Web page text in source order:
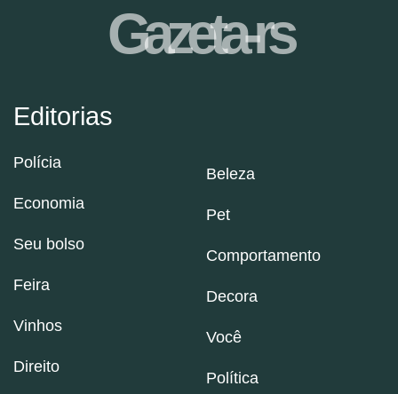
Editorias
Polícia
Economia
Seu bolso
Feira
Vinhos
Direito
Beleza
Pet
Comportamento
Decora
Você
Política
Gazeta-rs